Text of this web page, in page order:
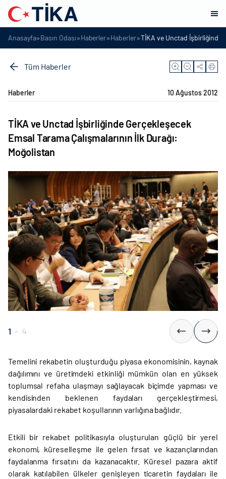
Anasayfa»Basın Odası»Haberler»Haberler»TİKA ve Unctad İşbirliğinde
Tüm Haberler
Haberler 10 Ağustos 2012
TİKA ve Unctad İşbirliğinde Gerçekleşecek
Emsal Tarama Çalışmalarının İlk Durağı:
Moğolistan
1 - 4
Temelini rekabetin oluşturduğu piyasa ekonomisinin, kaynak
dağılımını ve üretimdeki etkinliği mümkün olan en yüksek
toplumsal refaha ulaşmayı sağlayacak biçimde yapması ve
kendisinden beklenen faydaları gerçekleştirmesi,
piyasalardaki rekabet koşullarının varlığına bağlıdır.
Etkili bir rekabet politikasıyla oluşturulan güçlü bir yerel
ekonomi, küreselleşme ile gelen fırsat ve kazançlarından
faydalanma fırsatını da kazanacaktır. Küresel pazara aktif
olarak katılabilen ülkeler genişleyen ticaretin faydaları ile